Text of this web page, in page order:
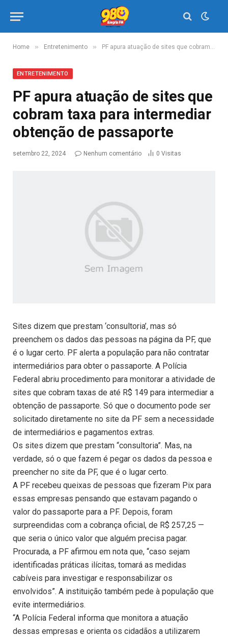
Home » Entretenimento » PF apura atuação de sites que cobram taxa para intermediar obtenção de passaporte
ENTRETENIMENTO
PF apura atuação de sites que
cobram taxa para intermediar
obtenção de passaporte
setembro 22, 2024 Nenhum comentário 0 Visitas
Sites dizem que prestam ‘consultoria’, mas só
preenchem os dados das pessoas na página da PF, que
é o lugar certo. PF alerta a população para não contratar
intermediários para obter o passaporte. A Polícia
Federal abriu procedimento para monitorar a atividade de
sites que cobram taxas de até R$ 149 para intermediar a
obtenção de passaporte. Só que o documento pode ser
solicitado diretamente no site da PF sem a necessidade
de intermediários e pagamentos extras.
Os sites dizem que prestam “consultoria”. Mas, na
verdade, só o que fazem é pegar os dados da pessoa e
preencher no site da PF, que é o lugar certo.
A PF recebeu queixas de pessoas que fizeram Pix para
essas empresas pensando que estavam pagando o
valor do passaporte para a PF. Depois, foram
surpreendidas com a cobrança oficial, de R$ 257,25 —
que seria o único valor que alguém precisa pagar.
Procurada, a PF afirmou em nota que, “caso sejam
identificadas práticas ilícitas, tomará as medidas
cabíveis para investigar e responsabilizar os
envolvidos”. A instituição também pede à população que
evite intermediários.
“A Polícia Federal informa que monitora a atuação
dessas empresas e orienta os cidadãos a utilizarem